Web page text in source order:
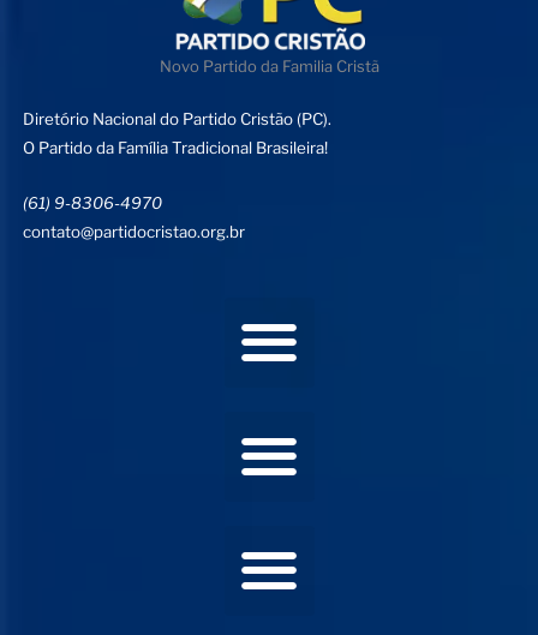
Novo Partido da Familia Cristã
Diretório Nacional do Partido Cristão (PC).
O Partido da Família Tradicional Brasileira!
(61) 9-8306-4970
contato@partidocristao.org.br